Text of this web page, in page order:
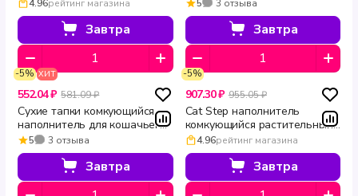
4.96рейтинг магазина
Завтра
Тофу 20 л
5 3 отзыва
Завтра
ХИТ
-5%
552.04 ₽ 581.09 ₽
Сухие тапки комкующийся
наполнитель для кошачьего
туалета биоразлагаемый
Тофу 10 л
5 3 отзыва
Завтра
-5%
907.30 ₽ 955.05 ₽
Cat Step наполнитель
комкующийся растительный
Tofu Vanilla 6 л
4.96рейтинг магазина
Завтра